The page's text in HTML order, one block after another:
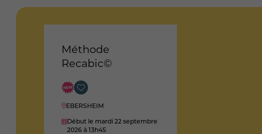
Méthode
Recabic©
EBERSHEIM
Début le mardi 22 septembre
2026 à 13h45